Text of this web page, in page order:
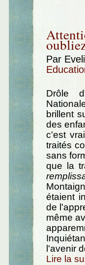
Par
Drôle
brillent
des
c'est
traités
sans
que la
étaient
de
même
l'avenir
Lire la